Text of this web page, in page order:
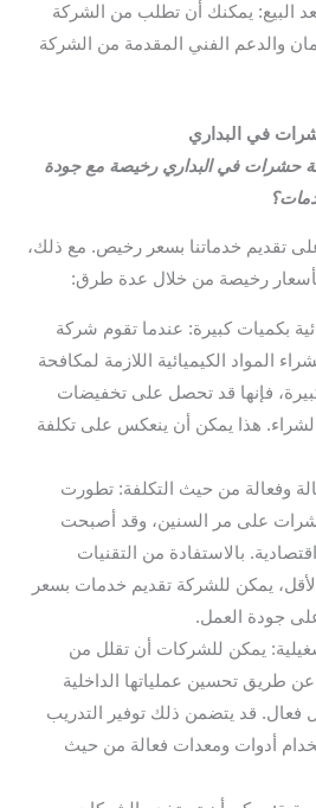
البيع: يمكنك أن تطلب من الشركة
والدعم الفني المقدمة من الشركة
في البداري
حشرات في البداري رخيصة مع جودة
تقديم خدماتنا بسعر رخيص. مع ذلك،
بأسعار رخيصة من خلال عدة طرق:
بكميات كبيرة: عندما تقوم شركة
المواد الكيميائية اللازمة لمكافحة
فإنها قد تحصل على تخفيضات
هذا يمكن أن ينعكس على تكلفة
وفعالة من حيث التكلفة: تطورت
على مر السنين، وقد أصبحت
بالاستفادة من التقنيات
الأقل، يمكن للشركة تقديم خدمات بسعر
جودة العمل.
يمكن للشركات أن تقلل من
عن طريق تحسين عملياتها الداخلية
فعال. قد يتضمن ذلك توفير التدريب
أدوات ومعدات فعالة من حيث